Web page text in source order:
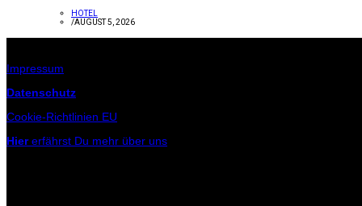
HOTEL
/AUGUST 5, 2026
Impressum
Datenschutz
Cookie-Richtlinien EU
Hiererfährst Du mehr über uns